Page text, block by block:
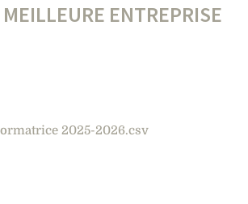
ENTREPRISE
2025-2026.csv